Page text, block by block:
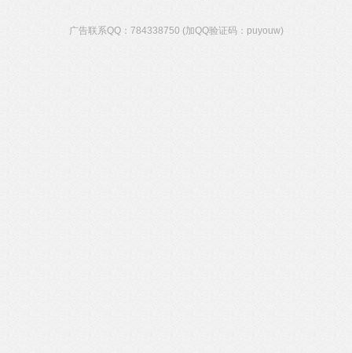
广告联系QQ：784338750 (加QQ验证码：puyouw)